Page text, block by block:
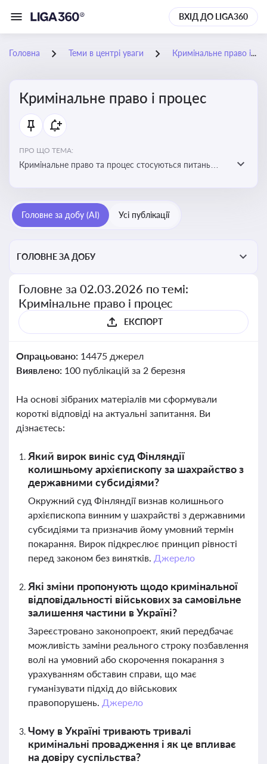
ВХІД ДО LIGA360
Головна Теми в центрі уваги Кримінальне право і процес
Кримінальне право і процес
ПРО ЩО ТЕМА:
Кримінальне право та процес стосуються питань
Головне за добу (AI) Усі публікації
ГОЛОВНЕ ЗА ДОБУ
Головне за 02.03.2026 по темі:
Кримінальне право і процес
ЕКСПОРТ
Опрацьовано: 14475 джерел
Виявлено: 100 публікацій за 2 березня
На основі зібраних матеріалів ми сформували
короткі відповіді на актуальні запитання. Ви
дізнаєтесь:
Який вирок виніс суд Фінляндії
колишньому архієпископу за шахрайство з
державними субсидіями?
Окружний суд Фінляндії визнав колишнього
архієпископа винним у шахрайстві з державними
субсидіями та призначив йому умовний термін
покарання. Вирок підкреслює принцип рівності
перед законом без винятків. Джерело
Які зміни пропонують щодо кримінальної
відповідальності військових за самовільне
залишення частини в Україні?
Зареєстровано законопроект, який передбачає
можливість заміни реального строку позбавлення
волі на умовний або скорочення покарання з
урахуванням обставин справи, що має
гуманізувати підхід до військових
правопорушень. Джерело
Чому в Україні тривають тривалі
кримінальні провадження і як це впливає
на довіру суспільства?